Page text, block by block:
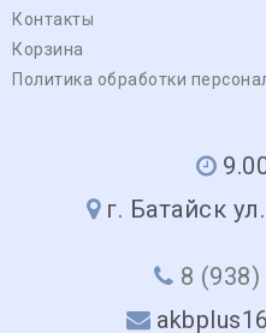
Контакты
Корзина
Политика обработки
г. Батайск
8